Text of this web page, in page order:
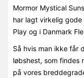
Mormor Mystical
har lagt virkelig gode
Play og i Danmark
Så hvis man ikke får
løbshest, som findes
på vores